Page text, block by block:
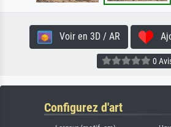
Voir en 3D / AR
0
Configurez d'art